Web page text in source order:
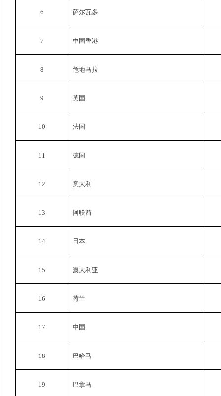
6 萨尔瓦多
7 中国香港
8 危地马拉
9 英国
10 法国
11 德国
12 意大利
13 阿联酋
14 日本
15 澳大利亚
16 荷兰
17 中国
18 巴哈马
19 巴拿马